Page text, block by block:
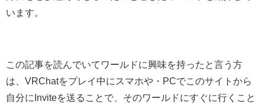
います。
この記事を読んでいてワールドに興味を持ったと言う方
は、VRChatをプレイ中にスマホや・ PCでこのサイトから
自分に Inviteを送ることで、そのワールドにすぐに行くこと